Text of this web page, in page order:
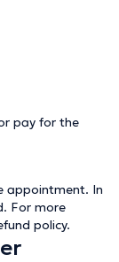
pay for the
appointment. In
For more
policy.